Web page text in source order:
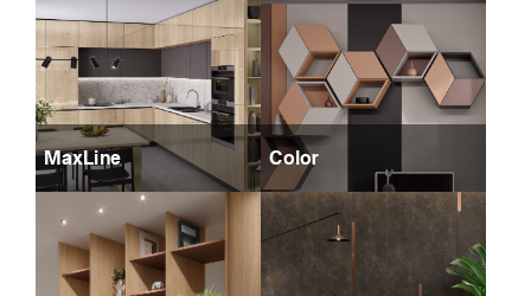
MaxLine Color